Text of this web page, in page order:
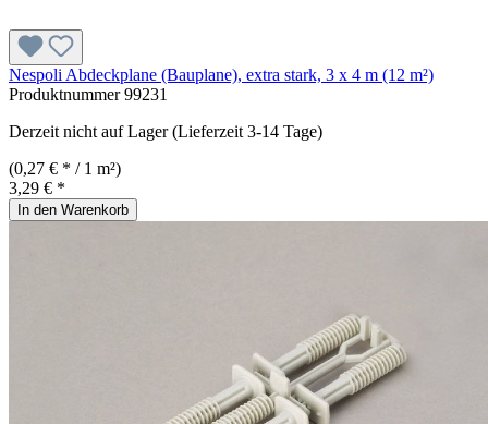
Nespoli Abdeckplane (Bauplane), extra stark, 3 x 4 m (12 m²)
Produktnummer99231
Derzeit nicht auf Lager (Lieferzeit 3-14 Tage)
(0,27 € * / 1 m²)
3,29 € *
In den Warenkorb